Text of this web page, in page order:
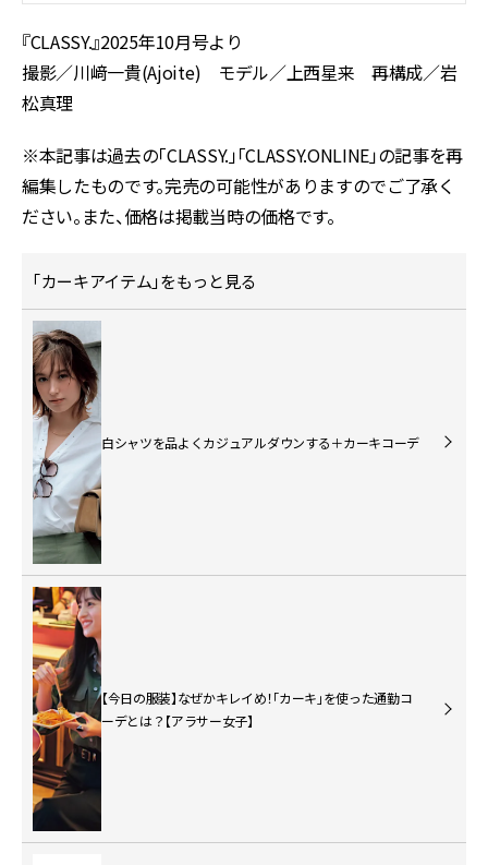
『CLASSY.』2025年10月号より
撮影／川﨑一貴(Ajoite) モデル／上西星来 再構成／岩
松真理
※本記事は過去の「CLASSY.」「CLASSY.ONLINE」の記事を再
編集したものです。完売の可能性がありますのでご了承く
ださい。また、価格は掲載当時の価格です。
「カーキアイテム」をもっと見る
白シャツを品よくカジュアルダウンする＋カーキコーデ
【今日の服装】なぜかキレイめ！「カーキ」を使った通勤コ
ーデとは？【アラサー女子】